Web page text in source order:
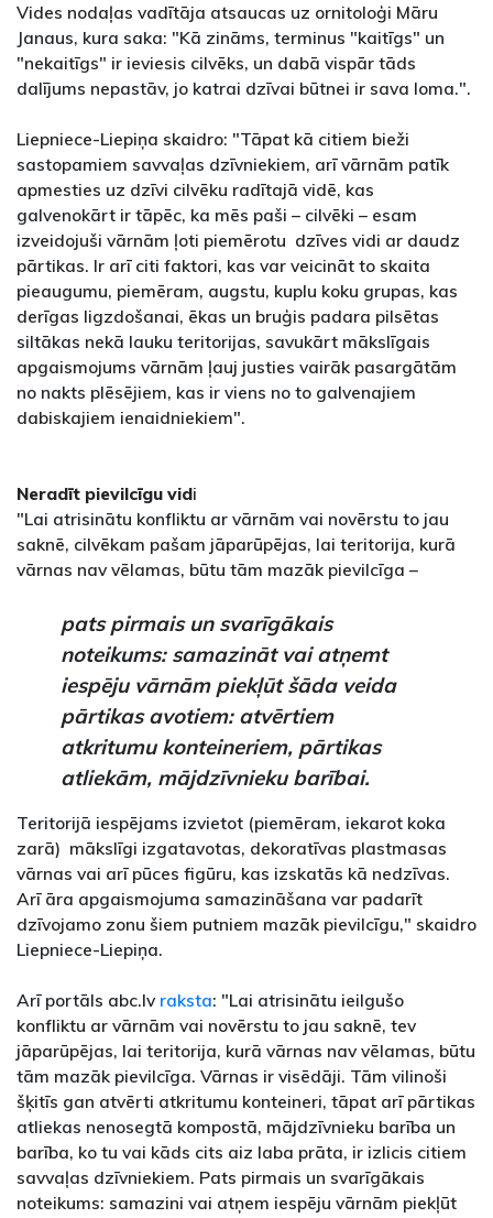
Vides nodaļas vadītāja atsaucas uz ornitoloģi Māru
Janaus, kura saka: "Kā zināms, terminus "kaitīgs" un
"nekaitīgs" ir ieviesis cilvēks, un dabā vispār tāds
dalījums nepastāv, jo katrai dzīvai būtnei ir sava loma.".
Liepniece-Liepiņa skaidro: "Tāpat kā citiem bieži
sastopamiem savvaļas dzīvniekiem, arī vārnām patīk
apmesties uz dzīvi cilvēku radītajā vidē, kas
galvenokārt ir tāpēc, ka mēs paši – cilvēki – esam
izveidojuši vārnām ļoti piemērotu dzīves vidi ar daudz
pārtikas. Ir arī citi faktori, kas var veicināt to skaita
pieaugumu, piemēram, augstu, kuplu koku grupas, kas
derīgas ligzdošanai, ēkas un bruģis padara pilsētas
siltākas nekā lauku teritorijas, savukārt mākslīgais
apgaismojums vārnām ļauj justies vairāk pasargātām
no nakts plēsējiem, kas ir viens no to galvenajiem
dabiskajiem ienaidniekiem".
Neradīt pievilcīgu vidi
"Lai atrisinātu konfliktu ar vārnām vai novērstu to jau
saknē, cilvēkam pašam jāparūpējas, lai teritorija, kurā
vārnas nav vēlamas, būtu tām mazāk pievilcīga –
pats pirmais un svarīgākais
noteikums: samazināt vai atņemt
iespēju vārnām piekļūt šāda veida
pārtikas avotiem: atvērtiem
atkritumu konteineriem, pārtikas
atliekām, mājdzīvnieku barībai.
Teritorijā iespējams izvietot (piemēram, iekarot koka
zarā) mākslīgi izgatavotas, dekoratīvas plastmasas
vārnas vai arī pūces figūru, kas izskatās kā nedzīvas.
Arī āra apgaismojuma samazināšana var padarīt
dzīvojamo zonu šiem putniem mazāk pievilcīgu," skaidro
Liepniece-Liepiņa.
Arī portāls abc.lv raksta: "Lai atrisinātu ieilgušo
konfliktu ar vārnām vai novērstu to jau saknē, tev
jāparūpējas, lai teritorija, kurā vārnas nav vēlamas, būtu
tām mazāk pievilcīga. Vārnas ir visēdāji. Tām vilinoši
šķitīs gan atvērti atkritumu konteineri, tāpat arī pārtikas
atliekas nenosegtā kompostā, mājdzīvnieku barība un
barība, ko tu vai kāds cits aiz laba prāta, ir izlicis citiem
savvaļas dzīvniekiem. Pats pirmais un svarīgākais
noteikums: samazini vai atņem iespēju vārnām piekļūt